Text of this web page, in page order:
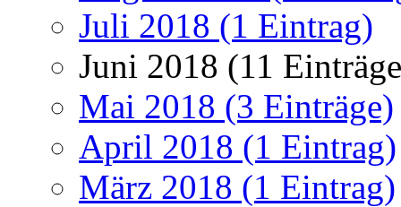
Juli 2018 (1 Eintrag)
Juni 2018 (11
Mai 2018 (3 Einträge)
April 2018 (1 Eintrag)
März 2018 (1 Eintrag)